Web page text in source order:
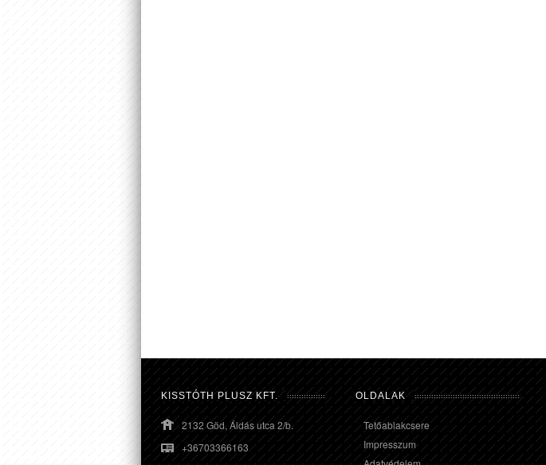
KISSTÓTH PLUSZ KFT.
2132 Göd, Áldás utca 2/b.
+36703366163
OLDALAK
Tetőablakcsere
Impresszum